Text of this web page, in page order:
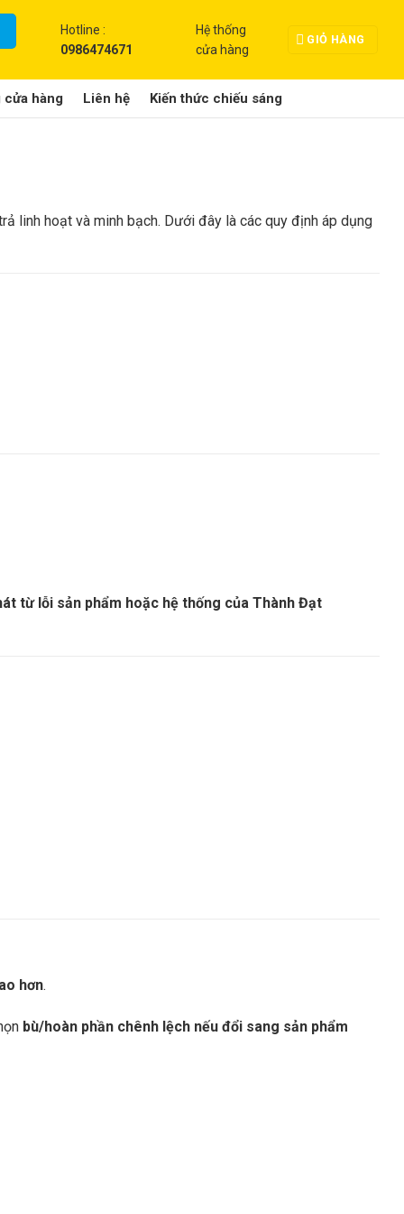
Hotline :
0986474671
Hệ thống
cửa hàng
GIỎ HÀNG
cửa hàng Liên hệ Kiến thức chiếu sáng
linh hoạt và minh bạch. Dưới đây là các quy định áp dụng
từ lỗi sản phẩm hoặc hệ thống của Thành Đạt
hơn.
bù/hoàn phần chênh lệch nếu đổi sang sản phẩm